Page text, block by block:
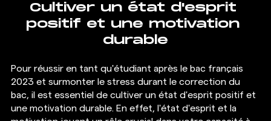
Cultiver un état d'esprit
positif et une motivation
durable
Pour réussir en tant qu'étudiant après le bac français
2023 et surmonter le stress durant le correction du
bac, il est essentiel de cultiver un état d'esprit positif et
une motivation durable. En effet, l'état d'esprit et la